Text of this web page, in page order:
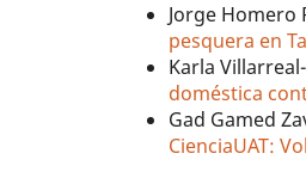
Jorge Homero
pesquera en
Karla
doméstica
Gad Gamed
CienciaUAT: